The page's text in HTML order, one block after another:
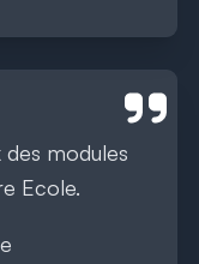
modules
Ecole.